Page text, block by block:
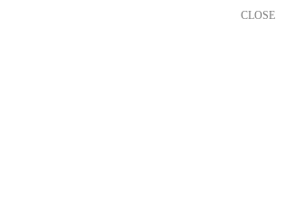
CLOSE